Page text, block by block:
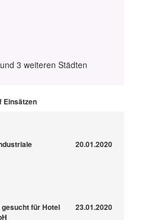
3 weiteren Städten
Einsätzen
20.01.2020
für Hotel
23.01.2020